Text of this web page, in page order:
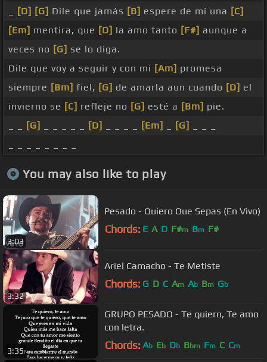
[D] [G] Dile que jamás [B] espere de mí una [C]
[Em] mentira, que [D] la amo tanto [F#] aunque a
veces no [G] se lo diga.
Dile que voy a seguir y con mi [Am] promesa
siempre [Bm] fiel, [G] de amarla aun cuando [D] el
invierno se [C] refleje no [G] esté a [Bm] pie.
[G] [D] [Em] [G]
You may also like to play
3:03
Pesado - Quiero Que Sepas (En Vivo)
Chords: E A D F#m Bm F#
3:32
Ariel Camacho - Te Metiste
Chords: G D C Am Ab Bm Gb
3:35
GRUPO PESADO - Te quiero, Te amo
con letra.
Chords: Ab Eb Db Bbm Fm C Cm